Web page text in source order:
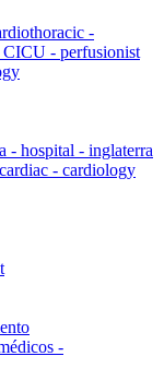
-
- perfusionist
- hospital - inglaterra
- cardiology
-